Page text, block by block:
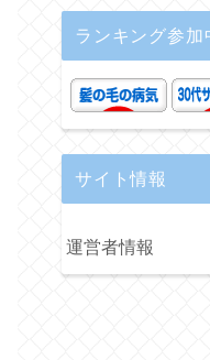
ランキング参加
サイト情報
運営者情報